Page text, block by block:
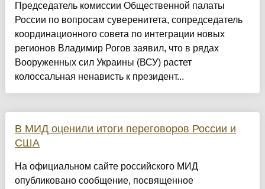
Председатель комиссии Общественной палаты
России по вопросам суверенитета, сопредседатель
координационного совета по интеграции новых
регионов Владимир Рогов заявил, что в рядах
Вооруженных сил Украины (ВСУ) растет
колоссальная ненависть к президент...
В МИД оценили итоги переговоров России и
США
На официальном сайте российского МИД
опубликовано сообщение, посвященное